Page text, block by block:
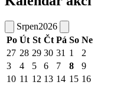
Srpen2026
Po Út St Čt Pá So Ne
27 28 29 30 31 1
2
3
4 5 6 7 8
9
10 11 12 13 14 15 16